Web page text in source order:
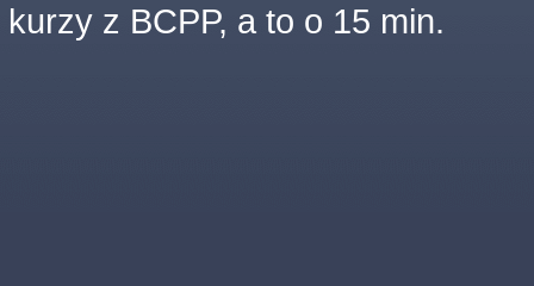
kurzy z BCPP, a to o 15 min.